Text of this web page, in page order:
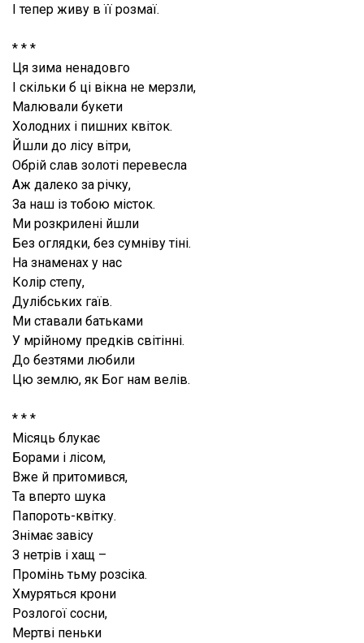
І тепер живу в її розмаї.
* * *
Ця зима ненадовго
І скільки б ці вікна не мерзли,
Малювали букети
Холодних і пишних квіток.
Йшли до лісу вітри,
Обрій слав золоті перевесла
Аж далеко за річку,
За наш із тобою місток.
Ми розкрилені йшли
Без оглядки, без сумніву тіні.
На знаменах у нас
Колір степу,
Дулібських гаїв.
Ми ставали батьками
У мрійному предків світінні.
До безтями любили
Цю землю, як Бог нам велів.
* * *
Місяць блукає
Борами і лісом,
Вже й притомився,
Та вперто шука
Папороть-квітку.
Знімає завісу
З нетрів і хащ –
Промінь тьму розсіка.
Хмуряться крони
Розлогої сосни,
Мертві пеньки